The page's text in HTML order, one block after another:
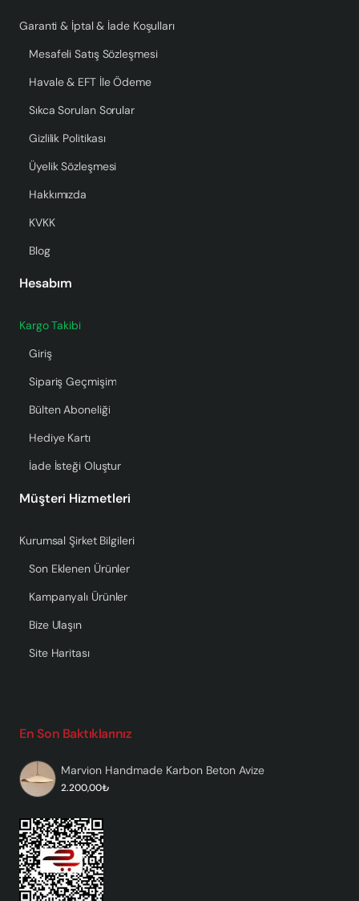
Garanti & İptal & İade Koşulları
Mesafeli Satış Sözleşmesi
Havale & EFT İle Ödeme
Sıkca Sorulan Sorular
Gizlilik Politikası
Üyelik Sözleşmesi
Hakkımızda
KVKK
Blog
Hesabım
Kargo Takibi
Giriş
Sipariş Geçmişim
Bülten Aboneliği
Hediye Kartı
İade İsteği Oluştur
Müşteri Hizmetleri
Kurumsal Şirket Bilgileri
Son Eklenen Ürünler
Kampanyalı Ürünler
Bize Ulaşın
Site Haritası
En Son Baktıklarınız
Marvion Handmade Karbon Beton Avize
2.200,00₺